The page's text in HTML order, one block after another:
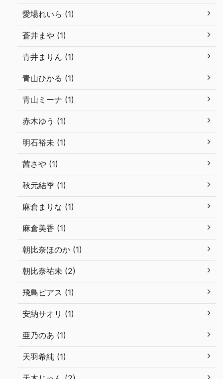
愛場れいら (1)
蒼井まや (1)
青井まりん (1)
青山ひかる (1)
青山ミーナ (1)
赤木ゆう (1)
明石裕未 (1)
茜さや (1)
秋元結季 (1)
麻倉まりな (1)
麻倉美香 (1)
朝比奈ほのか (1)
朝比奈祐未 (2)
飛鳥ピアス (1)
安納サオリ (1)
亜乃のあ (1)
天羽希純 (1)